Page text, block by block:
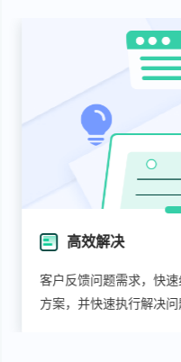
高效解决
客户反馈问题需求，快
方案，并快速执行解决